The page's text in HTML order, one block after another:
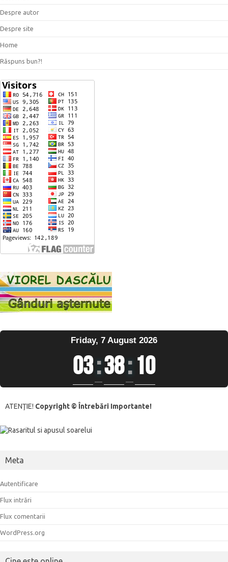
Despre autor
Despre site
Home
Răspuns bun?!
Friday, 7 August 2026
03:38:10
ATENŢIE! Copyright © Întrebări Importante!
Meta
Autentificare
Flux intrări
Flux comentarii
WordPress.org